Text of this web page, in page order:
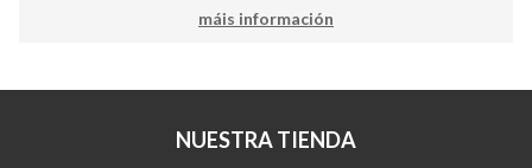
máis información
NUESTRA TIENDA